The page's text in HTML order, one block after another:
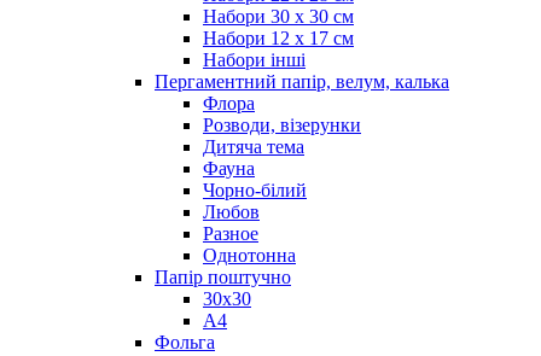
Набори 30 х 30 см
Набори 12 х 17 см
Набори інші
Пергаментний папір, велум, калька
Флора
Розводи, візерунки
Дитяча тема
Фауна
Чорно-білий
Любов
Разное
Однотонна
Папір поштучно
30х30
А4
Фольга